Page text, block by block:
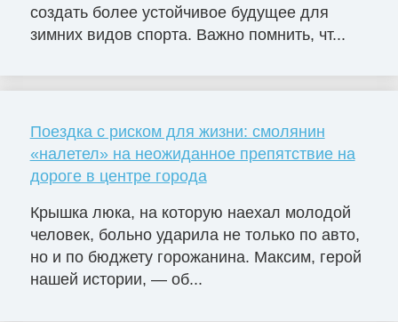
создать более устойчивое будущее для
зимних видов спорта. Важно помнить, чт...
Поездка с риском для жизни: смолянин
«налетел» на неожиданное препятствие на
дороге в центре города
Крышка люка, на которую наехал молодой
человек, больно ударила не только по авто,
но и по бюджету горожанина. Максим, герой
нашей истории, — об...